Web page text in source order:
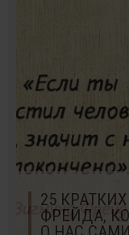
25
ФРЕЙДА,